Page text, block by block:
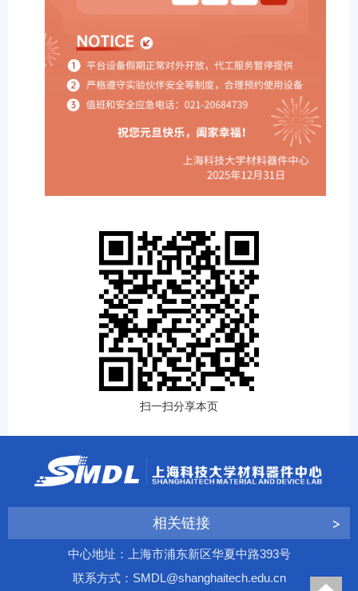
扫一扫分享本页
相关链接
中心地址：上海市浦东新区华夏中路393号
联系方式：SMDL@shanghaitech.edu.cn